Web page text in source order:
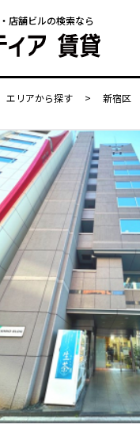
店舗ビルの検索なら
エリアから探す > 新宿区